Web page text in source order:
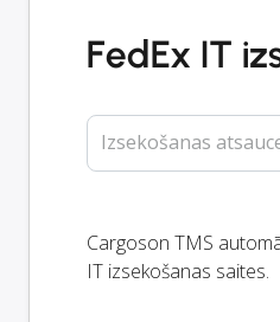
FedEx IT
Izsekošanas
Cargoson TMS
IT izsekošanas saites.